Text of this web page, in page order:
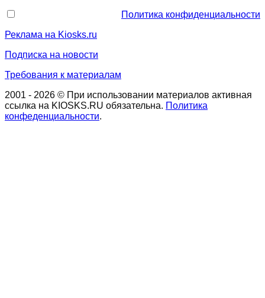
Политика конфиденциальности
Реклама на Kiosks.ru
Подписка на новости
Требования к материалам
2001 - 2026 © При использовании материалов активная
ссылка на KIOSKS.RU обязательна. Политика
конфеденциальности.